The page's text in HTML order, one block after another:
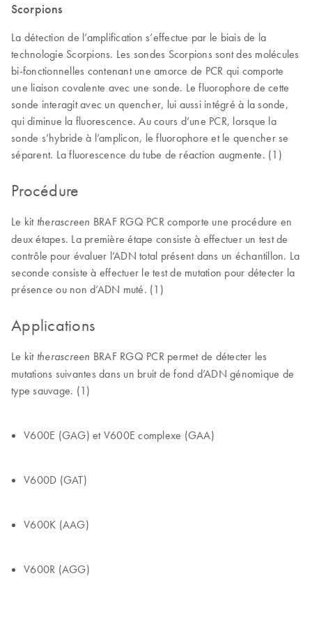
Scorpions
La détection de l’amplification s’effectue par le biais de la
technologie Scorpions. Les sondes Scorpions sont des molécules
bi-fonctionnelles contenant une amorce de PCR qui comporte
une liaison covalente avec une sonde. Le fluorophore de cette
sonde interagit avec un quencher, lui aussi intégré à la sonde,
qui diminue la fluorescence. Au cours d’une PCR, lorsque la
sonde s’hybride à l’amplicon, le fluorophore et le quencher se
séparent. La fluorescence du tube de réaction augmente. (1)
Procédure
Le kit therascreen BRAF RGQ PCR comporte une procédure en
deux étapes. La première étape consiste à effectuer un test de
contrôle pour évaluer l’ADN total présent dans un échantillon. La
seconde consiste à effectuer le test de mutation pour détecter la
présence ou non d’ADN muté. (1)
Applications
Le kit therascreen BRAF RGQ PCR permet de détecter les
mutations suivantes dans un bruit de fond d’ADN génomique de
type sauvage. (1)
V600E (GAG) et V600E complexe (GAA)
V600D (GAT)
V600K (AAG)
V600R (AGG)